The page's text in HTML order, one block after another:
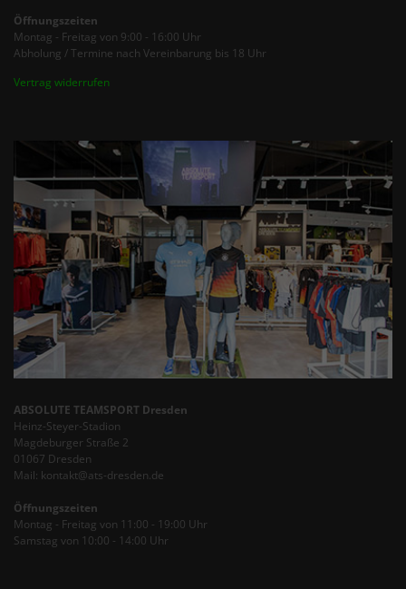
Öffnungszeiten
Montag - Freitag von 9:00 - 16:00 Uhr
Abholung / Termine nach Vereinbarung bis 18 Uhr
Vertrag widerrufen
ABSOLUTE TEAMSPORT Dresden
Heinz-Steyer-Stadion
Magdeburger Straße 2
01067 Dresden
Mail: kontakt@ats-dresden.de
Öffnungszeiten
Montag - Freitag von 11:00 - 19:00 Uhr
Samstag von 10:00 - 14:00 Uhr